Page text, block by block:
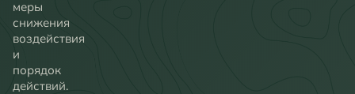
меры
снижения
воздействия
и
порядок
действий.